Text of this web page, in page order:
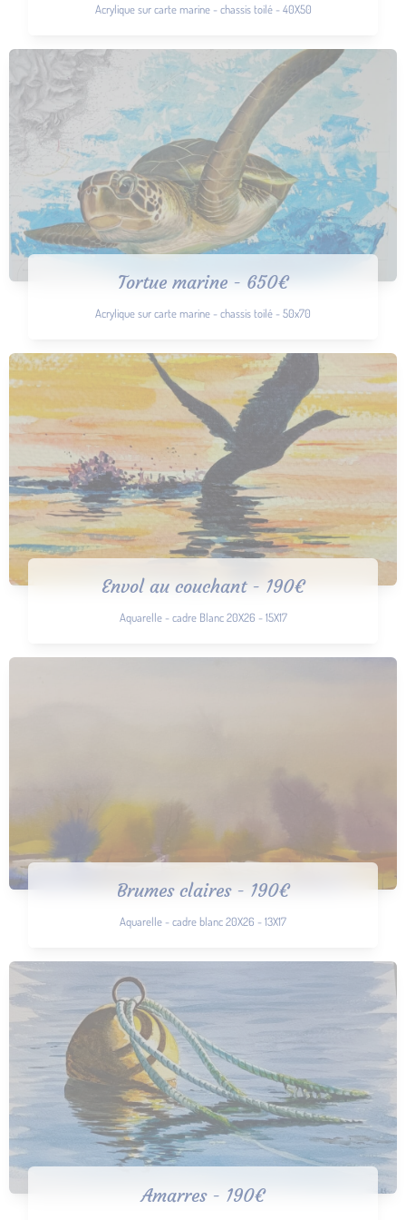
Acrylique sur carte marine - chassis toilé - 40X50
Tortue marine - 650€
Acrylique sur carte marine - chassis toilé - 50x70
Envol au couchant - 190€
Aquarelle - cadre Blanc 20X26 - 15X17
Brumes claires - 190€
Aquarelle - cadre blanc 20X26 - 13X17
Amarres - 190€